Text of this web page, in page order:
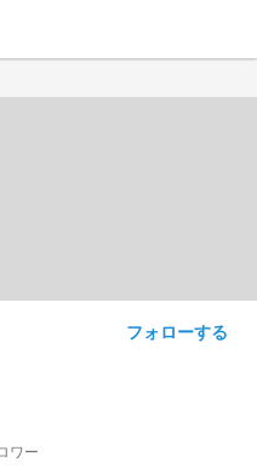
フォローする
ワー